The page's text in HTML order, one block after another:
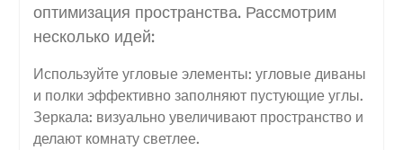
оптимизация пространства. Рассмотрим
несколько идей:
Используйте угловые элементы: угловые диваны
и полки эффективно заполняют пустующие углы.
Зеркала: визуально увеличивают пространство и
делают комнату светлее.